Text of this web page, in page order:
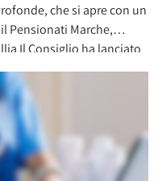
che si apre con un
Pensionati Marche,
Il Consiglio ha lanciato
è in emergenza, le